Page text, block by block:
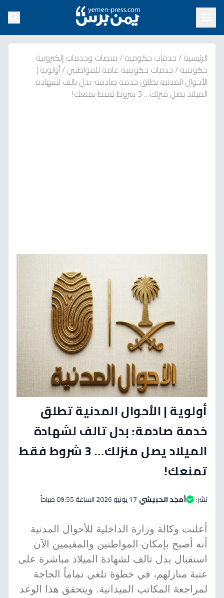
الرئيسية/خدمات حكومية/منصات وخدمات إلكترونية
حكومية/خدمات حكومية عامة للمواطنين/أولوية |
الأحوال المدنية تطلق خدمة صادمة: بدل تالف لشهادة
الميلاد يصل منزلك… 3 شروط فقط تمنعك!
أولوية | الأحوال المدنية تطلق
خدمة صادمة: بدل تالف لشهادة
الميلاد يصل منزلك… 3 شروط فقط
تمنعك!
نشر: أمجد الحبيشي 17 يونيو 2026 الساعة 09:55 صباحاً
أعلنت وكالة وزارة الداخلية للأحوال المدنية
أنه أصبح بإمكان المواطنين والمقيمين الآن
استقبال بدل تالف لشهادة الميلاد مباشرة على
عتبة منازلهم، في خطوة تلغي تماماً الحاجة
لمراجعة المكاتب الميدانية. ويتحقق هذا الوعد